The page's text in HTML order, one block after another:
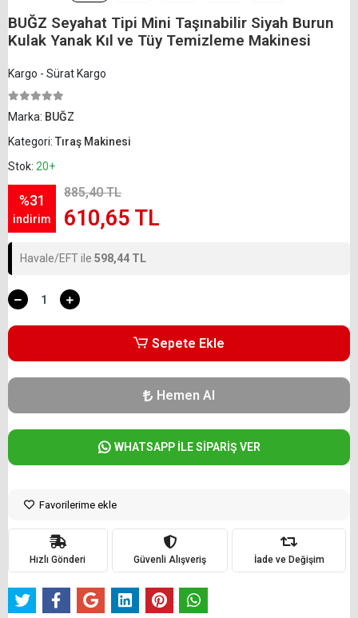
BUĞZ Seyahat Tipi Mini Taşınabilir Siyah Burun
Kulak Yanak Kıl ve Tüy Temizleme Makinesi
Kargo - Sürat Kargo
Marka: BUĞZ
Kategori: Tıraş Makinesi
Stok: 20+
%31
indirim
885,40 TL
610,65 TL
Havale/EFT ile 598,44 TL
Sepete Ekle
Hemen Al
WHATSAPP İLE SİPARİŞ VER
Favorilerime ekle
Hızlı Gönderi Güvenli Alışveriş İade ve Değişim